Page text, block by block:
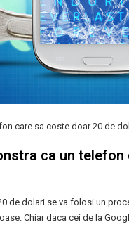
care sa coste doar 20 de
ca un
de dolari se va folosi un
Chiar daca cei de la